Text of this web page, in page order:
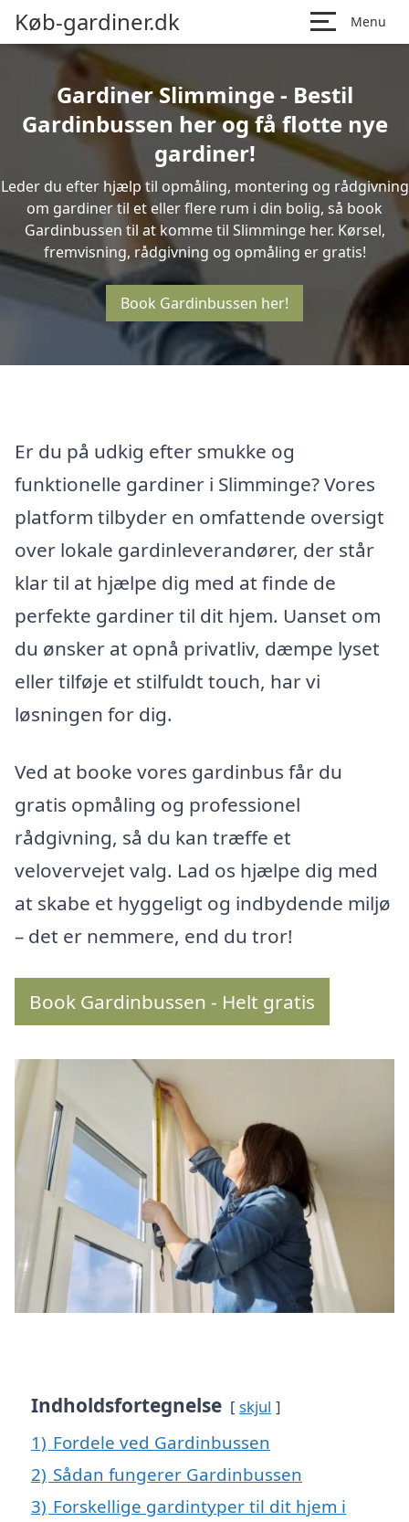
Køb-gardiner.dk Menu
Gardiner Slimminge - Bestil
Gardinbussen her og få flotte nye
gardiner!
Leder du efter hjælp til opmåling, montering og rådgivning
om gardiner til et eller flere rum i din bolig, så book
Gardinbussen til at komme til Slimminge her. Kørsel,
fremvisning, rådgivning og opmåling er gratis!
Book Gardinbussen her!
Er du på udkig efter smukke og
funktionelle gardiner i Slimminge? Vores
platform tilbyder en omfattende oversigt
over lokale gardinleverandører, der står
klar til at hjælpe dig med at finde de
perfekte gardiner til dit hjem. Uanset om
du ønsker at opnå privatliv, dæmpe lyset
eller tilføje et stilfuldt touch, har vi
løsningen for dig.
Ved at booke vores gardinbus får du
gratis opmåling og professionel
rådgivning, så du kan træffe et
velovervejet valg. Lad os hjælpe dig med
at skabe et hyggeligt og indbydende miljø
– det er nemmere, end du tror!
Book Gardinbussen - Helt gratis
Indholdsfortegnelse skjul
1) Fordele ved Gardinbussen
2) Sådan fungerer Gardinbussen
3) Forskellige gardintyper til dit hjem i